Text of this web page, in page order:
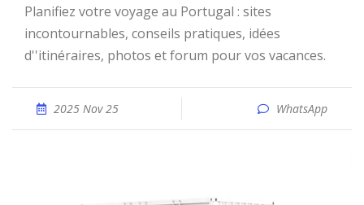
Planifiez votre voyage au Portugal : sites
incontournables, conseils pratiques, idées
d''itinéraires, photos et forum pour vos vacances.
2025 Nov 25 WhatsApp